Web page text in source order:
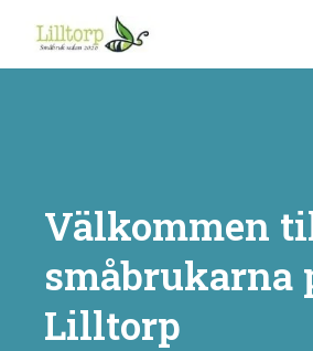
Välkommen
småbrukarna
Lilltorp